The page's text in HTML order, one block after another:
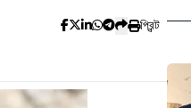
প্রিন্ট